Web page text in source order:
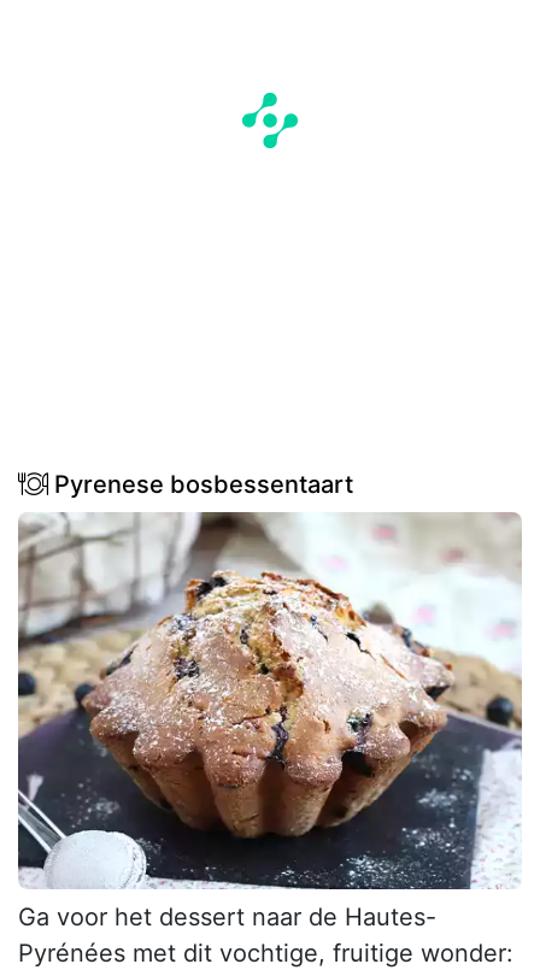
Pyrenese bosbessentaart
Ga voor het dessert naar de Hautes-
Pyrénées met dit vochtige, fruitige wonder: